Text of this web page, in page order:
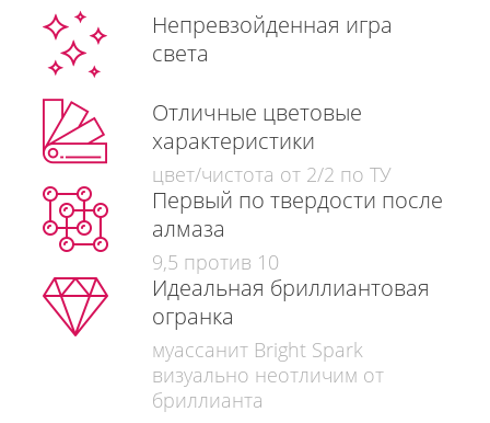
Непревзойденная игра
света
Отличные цветовые
характеристики
цвет/чистота от 2/2 по ТУ
Первый по твердости после
алмаза
9,5 против 10
Идеальная бриллиантовая
огранка
муассанит Bright Spark
визуально неотличим от
бриллианта